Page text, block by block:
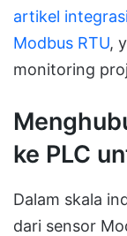
artikel
Modbus RTU,
monitoring
ke PLC
Dalam skala
dari sensor